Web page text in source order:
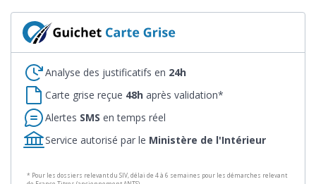
Analyse des justificatifs en 24h
Carte grise reçue 48h après validation*
Alertes SMS en temps réel
Service autorisé par le Ministère de l'Intérieur
* Pour les dossiers relevant du SIV, délai de 4 à 6 semaines pour les démarches relevant